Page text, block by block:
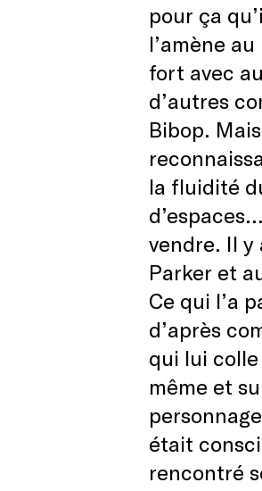
pour ça
l’amène
fort avec
d’autres
Bibop.
la fluidité
vendre. Il y
Parker et
Ce qui l’a
d’après
qui lui
même et
était
rencontré